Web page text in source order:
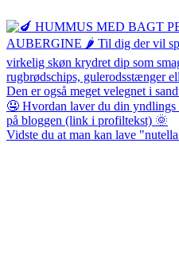
Vidste du at man kan lave